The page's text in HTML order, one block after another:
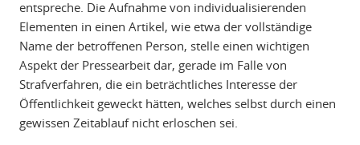
entspreche. Die Aufnahme von individualisierenden
Elementen in einen Artikel, wie etwa der vollständige
Name der betroffenen Person, stelle einen wichtigen
Aspekt der Pressearbeit dar, gerade im Falle von
Strafverfahren, die ein beträchtliches Interesse der
Öffentlichkeit geweckt hätten, welches selbst durch einen
gewissen Zeitablauf nicht erloschen sei.